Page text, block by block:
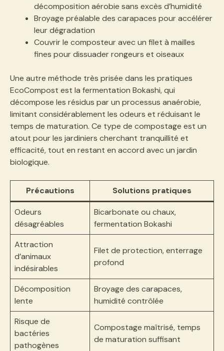
décomposition aérobie sans excès d’humidité
Broyage préalable des carapaces pour accélérer
leur dégradation
Couvrir le composteur avec un filet à mailles
fines pour dissuader rongeurs et oiseaux
Une autre méthode très prisée dans les pratiques
EcoCompost est la fermentation Bokashi, qui
décompose les résidus par un processus anaérobie,
limitant considérablement les odeurs et réduisant le
temps de maturation. Ce type de compostage est un
atout pour les jardiniers cherchant tranquillité et
efficacité, tout en restant en accord avec un jardin
biologique.
Précautions Solutions pratiques
Odeurs
désagréables
Bicarbonate ou chaux,
fermentation Bokashi
Attraction
d’animaux
indésirables
Filet de protection, enterrage
profond
Décomposition
lente
Broyage des carapaces,
humidité contrôlée
Risque de
bactéries
pathogènes
Compostage maîtrisé, temps
de maturation suffisant